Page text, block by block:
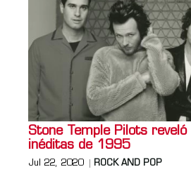
Stone Temple Pilots reveló
inéditas de 1995
Jul 22, 2020 ROCK AND POP